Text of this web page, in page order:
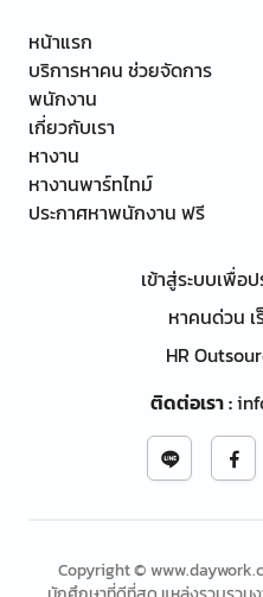
หน้าแรก
บริการหาคน ช่วยจัดการ
พนักงาน
เกี่ยวกับเรา
หางาน
หางานพาร์ทไทม์
ประกาศหาพนักงาน ฟรี
เข้าสู่ระบบเพื่อ
หาคนด่วน เ
HR
ติดต่อเรา:
Copyright ©